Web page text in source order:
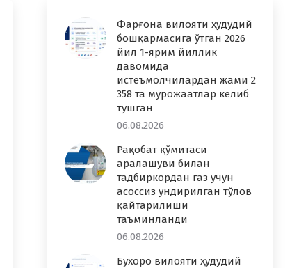
Фарғона вилояти ҳудудий
бошқармасига ўтган 2026
йил 1-ярим йиллик
давомида
истеъмолчилардан жами 2
358 та мурожаатлар келиб
тушган
06.08.2026
Рақобат қўмитаси
аралашуви билан
тадбиркордан газ учун
асоссиз ундирилган тўлов
қайтарилиши
таъминланди
06.08.2026
Бухоро вилояти ҳудудий